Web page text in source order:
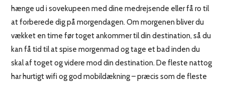
hænge ud i sovekupeen med dine medrejsende eller få ro til
at forberede dig på morgendagen. Om morgenen bliver du
vækket en time før toget ankommer til din destination, så du
kan få tid til at spise morgenmad og tage et bad inden du
skal af toget og videre mod din destination. De fleste nattog
har hurtigt wifi og god mobildækning – præcis som de fleste